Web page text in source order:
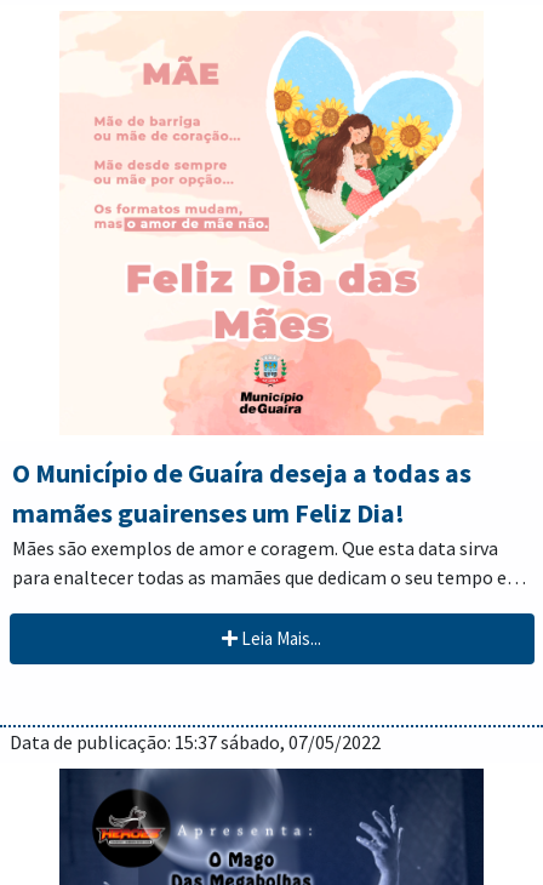
Convidamos todos os idosos a participarem das aulas gratuitas
de zumba, com extensão também na Vila Eletrosul, para
facilitar o deslocamento dos cidadãos residentes na localidade
mais distante da cidade”, destacou Keila Marta
O Município de Guaíra deseja a todas as
mamães guairenses um Feliz Dia!
Mães são exemplos de amor e coragem. Que esta data sirva
para enaltecer todas as mamães que dedicam o seu tempo e
desde sempre ou por opção. Feliz Dia das Mães!
Leia Mais...
Data de publicação: 15:37 sábado, 07/05/2022